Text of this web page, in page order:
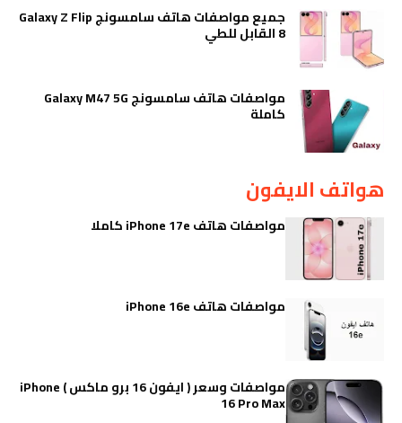
جميع مواصفات هاتف سامسونج Galaxy Z Flip
8 القابل للطي
مواصفات هاتف سامسونج Galaxy M47 5G
كاملة
هواتف الايفون
مواصفات هاتف iPhone 17e كاملا
مواصفات هاتف iPhone 16e
مواصفات وسعر ( ايفون 16 برو ماكس ) iPhone
16 Pro Max